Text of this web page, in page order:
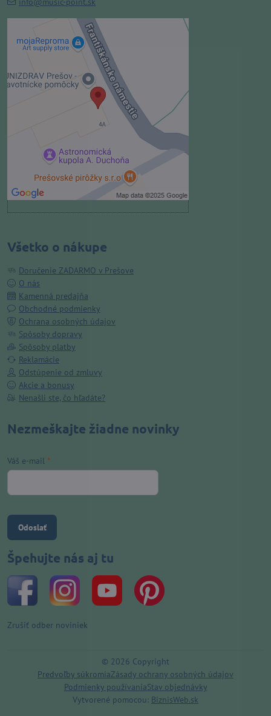
Externý obsah je blokovaný
Voľbami súkromia
Prajete si načítať externý obsah?
Povoliť tentokrát
Povoliť a zapamätať - súhlas s
druhom cookie: Funkčné
Otvoriť obsah v novom okne
Všetko o nákupe
Doručenie ZADARMO v Prešove
O nás
Kamenná predajňa
Obchodné podmienky
Ochrana osobných údajov
Spôsoby dopravy
Spôsoby platby
Reklamácie
Odstúpenie od zmluvy
Akcie a bonusy
Nenašli ste, čo hľadáte?
Nezmeškajte žiadne novinky
Váš e-mail *
Odoslať
Špehujte nás aj tu
Zrušiť odber noviniek
© 2026 Copyright
Predvoľby súkromiaZásady ochrany osobných údajov
Podmienky používaniaStav objednávky
Vytvorené pomocou: BiznisWeb.sk